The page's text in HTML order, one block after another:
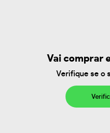
Vai comprar
Verifique se o